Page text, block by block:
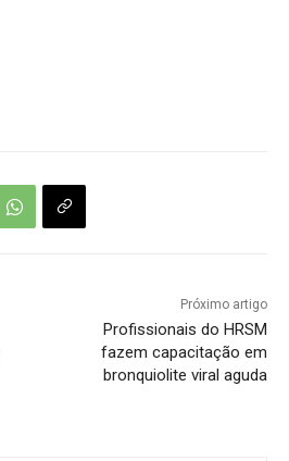
Próximo artigo
Profissionais do HRSM
fazem capacitação em
bronquiolite viral aguda